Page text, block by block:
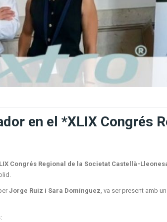
en el *XLIX Congrés
Congrés Regional de la Societat Castellà-
Jorge Ruiz i Sara Domínguez, va ser present amb
: